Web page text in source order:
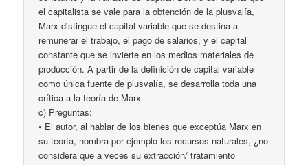
el capitalista se vale para la obtención de la plusvalía,
Marx distingue el capital variable que se destina a
remunerar el trabajo, el pago de salarios, y el capital
constante que se invierte en los medios materiales de
producción. A partir de la definición de capital variable
como única fuente de plusvalía, se desarrolla toda una
crítica a la teoría de Marx.
c) Preguntas:
• El autor, al hablar de los bienes que exceptúa Marx en
su teoría, nombra por ejemplo los recursos naturales, ¿no
considera que a veces su extracción/ tratamiento